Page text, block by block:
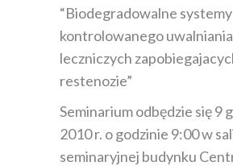
“Biodegradowalne systemy
kontrolowanego
leczniczych
restenozie”
Seminarium odbędzie się 9
2010 r. o godzinie 9:00 w
seminaryjnej budynku